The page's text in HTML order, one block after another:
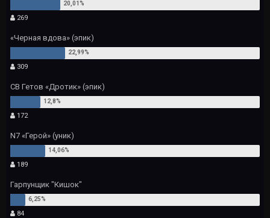
269
«Черная вдова» (эпик)
309
СВ Гетов «Дротик» (эпик)
172
N7 «Герой» (уник)
189
Гарпунщик "Кишок"
84